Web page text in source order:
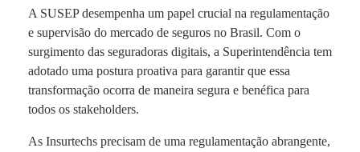
A SUSEP desempenha um papel crucial na regulamentação
e supervisão do mercado de seguros no Brasil. Com o
surgimento das seguradoras digitais, a Superintendência tem
adotado uma postura proativa para garantir que essa
transformação ocorra de maneira segura e benéfica para
todos os stakeholders.
As Insurtechs precisam de uma regulamentação abrangente,